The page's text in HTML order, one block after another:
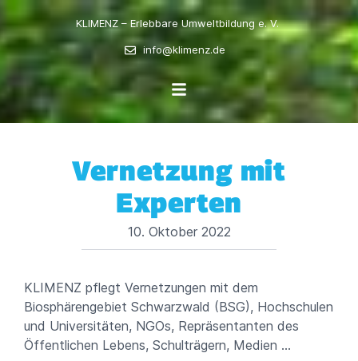
KLIMENZ – Erlebbare Umweltbildung e. V.
info@klimenz.de
Vernetzung mit
Experten
10. Oktober 2022
KLIMENZ pflegt Vernetzungen mit dem
Biosphärengebiet Schwarzwald (BSG), Hochschulen
und Universitäten, NGOs, Repräsentanten des
Öffentlichen Lebens, Schulträgern, Medien …